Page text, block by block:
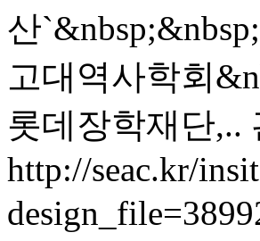
산
고대역사학회
롯데장학재단,..
http://seac.kr/